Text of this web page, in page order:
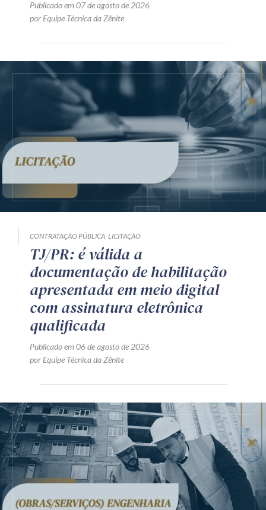
Publicado em 07 de agosto de 2026
por Equipe Técnica da Zênite
CONTRATAÇÃO PÚBLICA LICITAÇÃO
TJ/PR: é válida a
documentação de habilitação
apresentada em meio digital
com assinatura eletrônica
qualificada
Publicado em 06 de agosto de 2026
por Equipe Técnica da Zênite